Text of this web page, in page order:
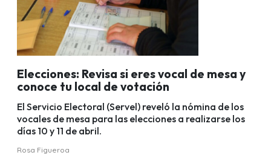
Elecciones: Revisa si eres vocal de mesa y
conoce tu local de votación
El Servicio Electoral (Servel) reveló la nómina de los
vocales de mesa para las elecciones a realizarse los
días 10 y 11 de abril.
Rosa Figueroa